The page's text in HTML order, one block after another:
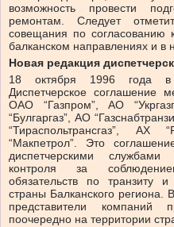
возможность провести
ремонтам. Следует
совещания по
балканском направлениях и в
Новая редакция
18 октября 1996 года
Диспетчерское соглашение
ОАО “Газпром”, АО
“Булгаргаз”, АО
“Тираспольтрансгаз”, АХ
“Макпетрол”. Это
диспетчерскими службами
контроля за
обязательств по транзиту
страны Балканского
представители компаний
поочередно на территории